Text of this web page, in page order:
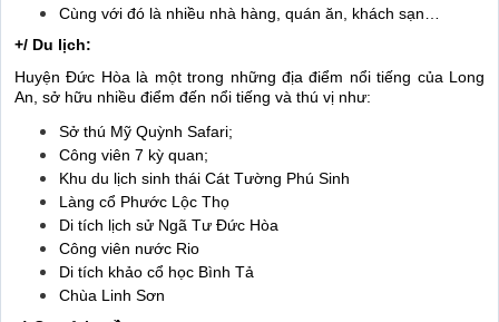
Cùng với đó là nhiều nhà hàng, quán ăn, khách sạn…
+/ Du lịch:
Huyện Đức Hòa là một trong những địa điểm nổi tiếng của Long
An, sở hữu nhiều điểm đến nổi tiếng và thú vị như:
Sở thú Mỹ Quỳnh Safari;
Công viên 7 kỳ quan;
Khu du lịch sinh thái Cát Tường Phú Sinh
Làng cổ Phước Lộc Thọ
Di tích lịch sử Ngã Tư Đức Hòa
Công viên nước Rio
Di tích khảo cổ học Bình Tả
Chùa Linh Sơn